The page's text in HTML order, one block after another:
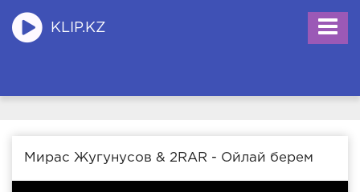
KLIP.KZ
Мирас Жугунусов & 2RAR - Ойлай берем